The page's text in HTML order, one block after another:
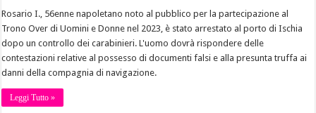
Rosario I., 56enne napoletano noto al pubblico per la partecipazione al
Trono Over di Uomini e Donne nel 2023, è stato arrestato al porto di Ischia
dopo un controllo dei carabinieri. L'uomo dovrà rispondere delle
contestazioni relative al possesso di documenti falsi e alla presunta truffa ai
danni della compagnia di navigazione.
Leggi Tutto »